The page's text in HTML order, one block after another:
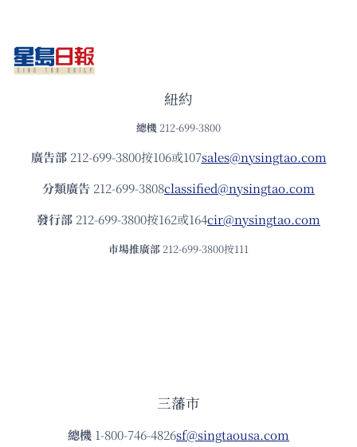
紐約
總機 212-699-3800
廣告部212-699-3800按106或107sales@nysingtao.com
分類廣告 212-699-3808classified@nysingtao.com
發⾏部 212-699-3800按162或164cir@nysingtao.com
市場推廣部 212-699-3800按111
三藩市
總機 1-800-746-4826sf@singtaousa.com